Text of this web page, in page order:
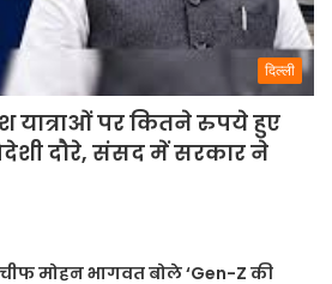
दिल्ली
यात्राओं पर कितने रुपये हुए
दौरे, संसद में सरकार ने
चीफ मोहन भागवत बोले ‘Gen-Z की